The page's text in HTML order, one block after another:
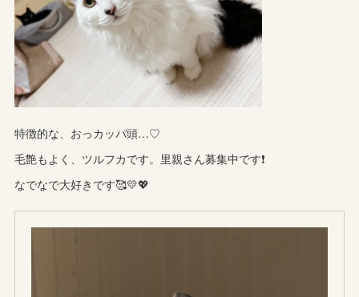
特徴的な、おっカッパ頭…♡
毛艶もよく、ツルフカです。里親さん募集中です❗️
なでなで大好きです🥰💛💖